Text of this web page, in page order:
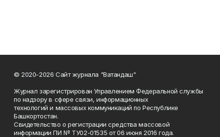
© 2020-2026 Сайт журнала "Ватандаш"
Журнал зарегистрирован Управлением Федеральной службы
по надзору в сфере связи, информационных
технологий и массовых коммуникаций по Республике
Башкортостан.
Свидетельство о регистрации средства массовой
информации ПИ № ТУ02-01535 от 06 июня 2016 года.